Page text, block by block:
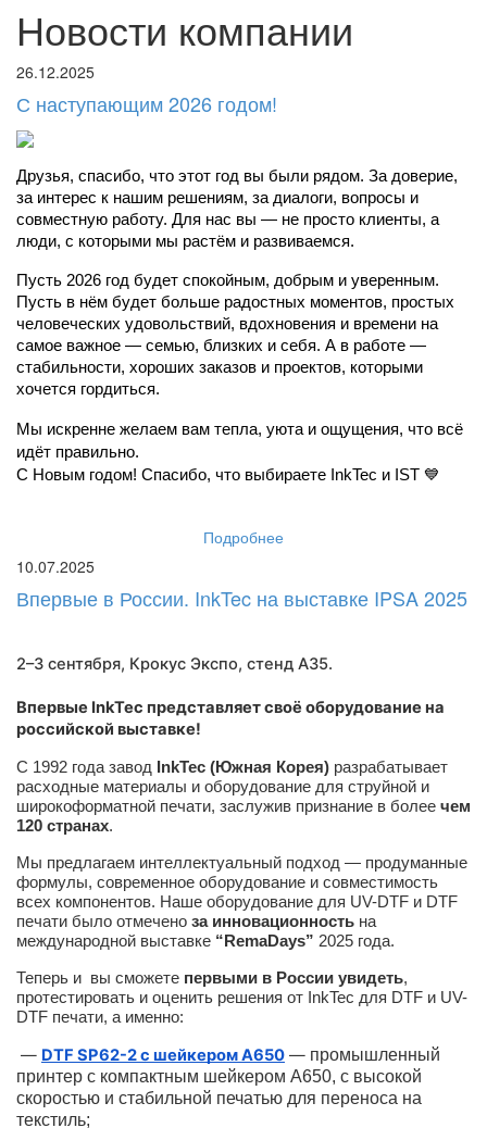
Новости компании
26.12.2025
С наступающим 2026 годом!
Друзья, спасибо, что этот год вы были рядом. За доверие,
за интерес к нашим решениям, за диалоги, вопросы и
совместную работу. Для нас вы — не просто клиенты, а
люди, с которыми мы растём и развиваемся.
Пусть 2026 год будет спокойным, добрым и уверенным.
Пусть в нём будет больше радостных моментов, простых
человеческих удовольствий, вдохновения и времени на
самое важное — семью, близких и себя. А в работе —
стабильности, хороших заказов и проектов, которыми
хочется гордиться.
Мы искренне желаем вам тепла, уюта и ощущения, что всё
идёт правильно.
С Новым годом! Спасибо, что выбираете InkTec и IST 💙
Подробнее
10.07.2025
Впервые в России. InkTec на выставке IPSA 2025
2–3 сентября, Крокус Экспо, стенд A35.
Впервые InkTec представляет своё оборудование на
российской выставке!
С 1992 года завод InkTec (Южная Корея) разрабатывает
расходные материалы и оборудование для струйной и
широкоформатной печати, заслужив признание в более чем
120 странах.
Мы предлагаем интеллектуальный подход — продуманные
формулы, современное оборудование и совместимость
всех компонентов. Наше оборудование для UV-DTF и DTF
печати было отмечено за инновационность на
международной выставке “RemaDays” 2025 года.
Теперь и вы сможете первыми в России увидеть,
протестировать и оценить решения от InkTec для DTF и UV-
DTF печати, а именно:
— DTF SP62-2 с шейкером A650 — промышленный
принтер с компактным шейкером А650, с высокой
скоростью и стабильной печатью для переноса на
текстиль;